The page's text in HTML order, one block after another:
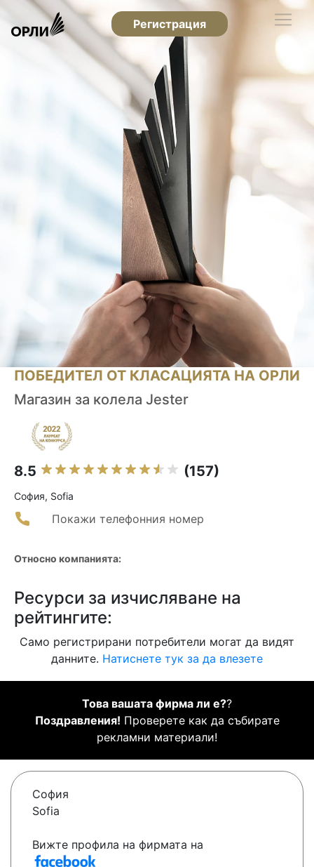
Регистрация
ПОБЕДИТЕЛ ОТ КЛАСАЦИЯТА НА ОРЛИ
Магазин за колела Jester
8.5 (157)
София, Sofia
Покажи телефонния номер
Относно компанията:
Ресурси за изчисляване на
рейтингите:
Само регистрирани потребители могат да видят
данните. Натиснете тук за да влезете
Това вашата фирма ли е??
Поздравления! Проверете как да събирате
рекламни материали!
София
Sofia
Вижте профила на фирмата на